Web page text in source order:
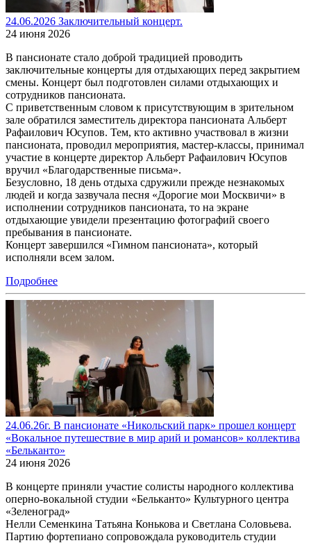
24.06.2026 Заключительный концерт.
24 июня 2026
В пансионате стало доброй традицией проводить
заключительные концерты для отдыхающих перед закрытием
смены. Концерт был подготовлен силами отдыхающих и
сотрудников пансионата.
С приветственным словом к присутствующим в зрительном
зале обратился заместитель директора пансионата Альберт
Рафаилович Юсупов. Тем, кто активно участвовал в жизни
пансионата, проводил мероприятия, мастер-классы, принимал
участие в концерте директор Альберт Рафаилович Юсупов
вручил «Благодарственные письма».
Безусловно, 18 день отдыха сдружили прежде незнакомых
людей и когда зазвучала песня «Дорогие мои Москвичи» в
исполнении сотрудников пансионата, то на экране
отдыхающие увидели презентацию фотографий своего
пребывания в пансионате.
Концерт завершился «Гимном пансионата», который
исполняли всем залом.
Подробнее
24.06.26г. В пансионате «Никольский парк» прошел концерт
«Вокальное путешествие в мир арий и романсов» коллектива
«Бельканто»
24 июня 2026
В концерте приняли участие солисты народного коллектива
оперно-вокальной студии «Бельканто» Культурного центра
«Зеленоград»
Нелли Семенкина Татьяна Конькова и Светлана Соловьева.
Партию фортепиано сопровождала руководитель студии